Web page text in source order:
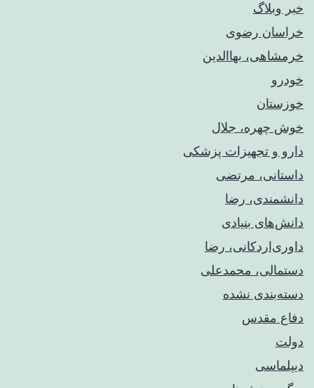
خبر وبلاگ
خراسان رضوی
خرمشاهی، بهاالدین
خودرو
خوزستان
خوش چهره، جلال
دارو و تجهیزات پزشکی
داستانی، مرتضی
دانشمندی، رضا
دانش‌های بنیادی
داوری‌اردکانی، رضا
دستمالی، محمدعلی
دسته‌بندی نشده
دفاع مقدس
دولت
دیپلماسی